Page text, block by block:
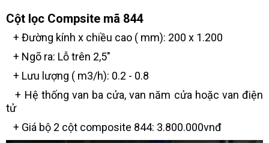
Cột lọc Compsite mã 844
+ Đường kính x chiều cao ( mm): 200 x 1.200
+ Ngõ ra: Lỗ trên 2,5"
+ Lưu lượng ( m3/h): 0.2 - 0.8
+ Hệ thống van ba cửa, van năm cửa hoặc van điện
tử
+ Giá bộ 2 cột composite 844: 3.800.000vnđ